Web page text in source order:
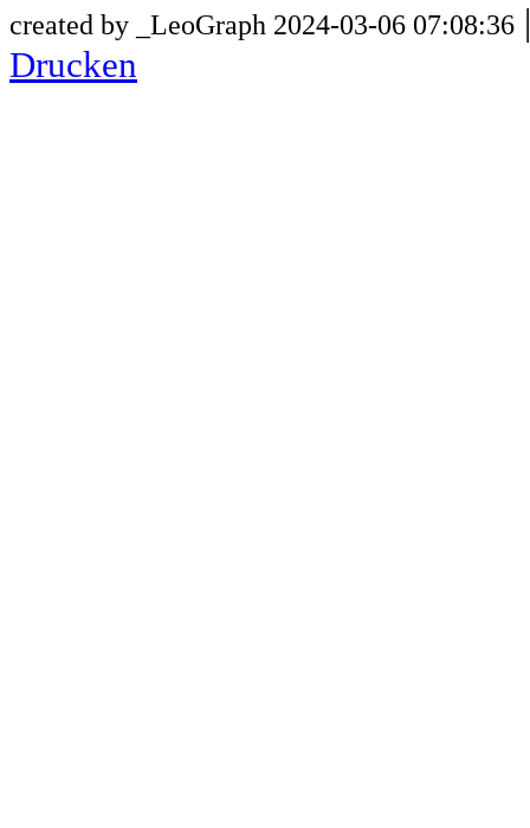
created by _LeoGraph 2024-03-06 07:08:36
Drucken